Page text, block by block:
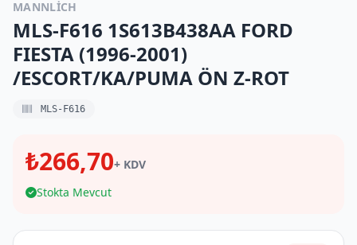
MANNLICH
MLS-F616 1S613B438AA FORD
FIESTA (1996-2001)
/ESCORT/KA/PUMA ÖN Z-ROT
MLS-F616
₺266,70+ KDV
Stokta Mevcut